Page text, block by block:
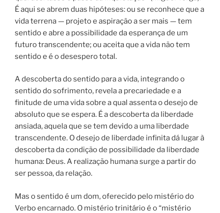
É aqui se abrem duas hipóteses: ou se reconhece que a
vida terrena — projeto e aspiração a ser mais — tem
sentido e abre a possibilidade da esperança de um
futuro transcendente; ou aceita que a vida não tem
sentido e é o desespero total.
A descoberta do sentido para a vida, integrando o
sentido do sofrimento, revela a precariedade e a
finitude de uma vida sobre a qual assenta o desejo de
absoluto que se espera. É a descoberta da liberdade
ansiada, aquela que se tem devido a uma liberdade
transcendente. O desejo de liberdade infinita dá lugar à
descoberta da condição de possibilidade da liberdade
humana: Deus. A realização humana surge a partir do
ser pessoa, da relação.
Mas o sentido é um dom, oferecido pelo mistério do
Verbo encarnado. O mistério trinitário é o “mistério